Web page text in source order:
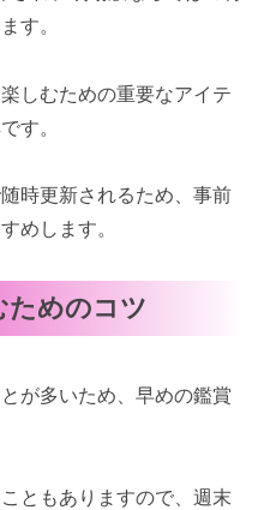
す。
しむための重要なアイテ
す。
時更新されるため、事前
めします。
ためのコツ
が多いため、早めの鑑賞
ともありますので、週末